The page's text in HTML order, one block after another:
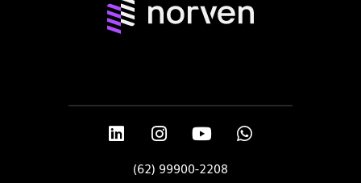
(62) 99900-2208